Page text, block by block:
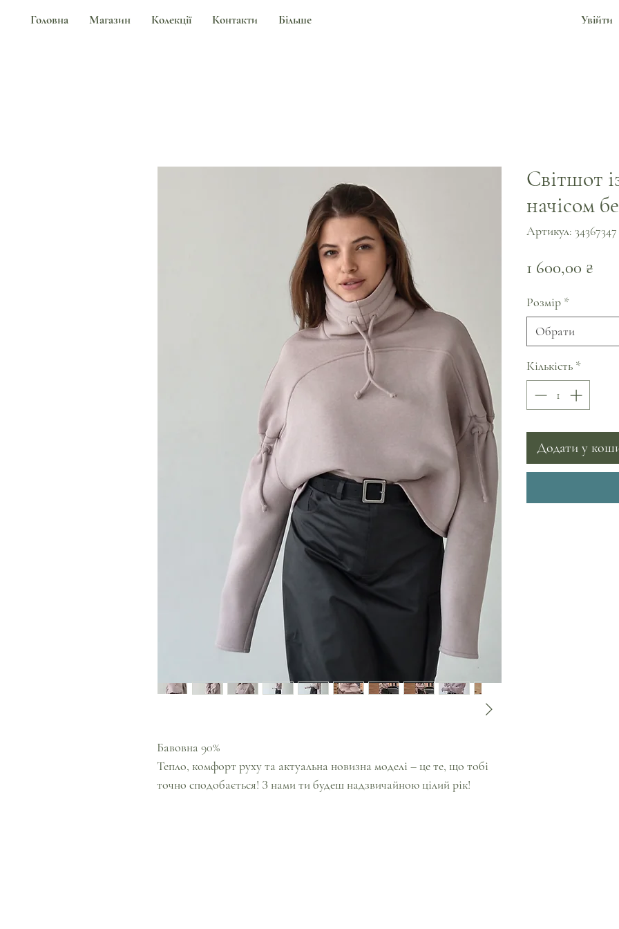
Головна Магазин Колекції Контакти Більше Увійти
Бавовна 90%
Тепло, комфорт руху та актуальна новизна моделі – це те, що тобі
точно сподобається! З нами ти будеш надзвичайною цілий рік!
Світшот
начісом
Артикул: 34367347
1 600,00 ₴
Розмір *
Обрати
Кількість *
Додати у